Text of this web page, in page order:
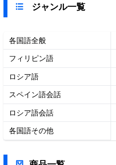
ジャンル一覧
各国語全般
フィリピン語
ロシア語
スペイン語会話
ロシア語会話
各国語その他